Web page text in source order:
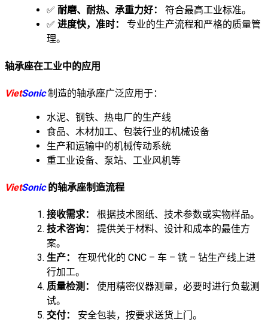
✅ 耐磨、耐热、承重力好：
符合最高工业标准。
✅ 进度快，准时：
专业的生产流程和严格的质量管
理。
轴承座在工业中的应用
VietSonic制造的轴承座广泛应用于：
水泥、钢铁、热电厂的生产线
食品、木材加工、包装行业的机械设备
生产和运输中的机械传动系统
重工业设备、泵站、工业风机等
VietSonic的轴承座制造流程
接收需求：
根据技术图纸、技术参数或实物样品。
技术咨询：
提供关于材料、设计和成本的最佳方
案。
生产：
在现代化的 CNC – 车 – 铣 – 钻生产线上进
行加工。
质量检测：
使用精密仪器测量，必要时进行负载测
试。
交付：
安全包装，按要求送货上门。